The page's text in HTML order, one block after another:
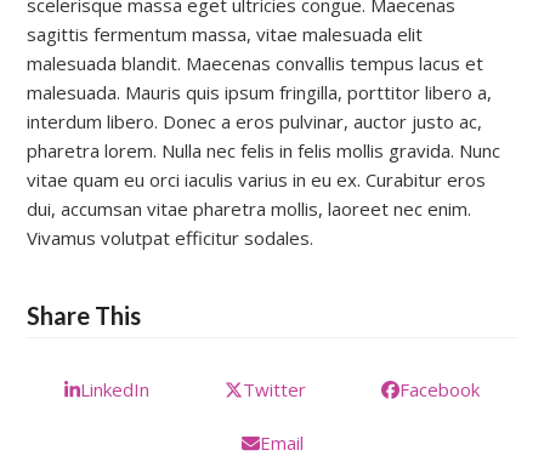
scelerisque massa eget ultricies congue. Maecenas
sagittis fermentum massa, vitae malesuada elit
malesuada blandit. Maecenas convallis tempus lacus et
malesuada. Mauris quis ipsum fringilla, porttitor libero a,
interdum libero. Donec a eros pulvinar, auctor justo ac,
pharetra lorem. Nulla nec felis in felis mollis gravida. Nunc
vitae quam eu orci iaculis varius in eu ex. Curabitur eros
dui, accumsan vitae pharetra mollis, laoreet nec enim.
Vivamus volutpat efficitur sodales.
Share This
LinkedIn Twitter Facebook
Email